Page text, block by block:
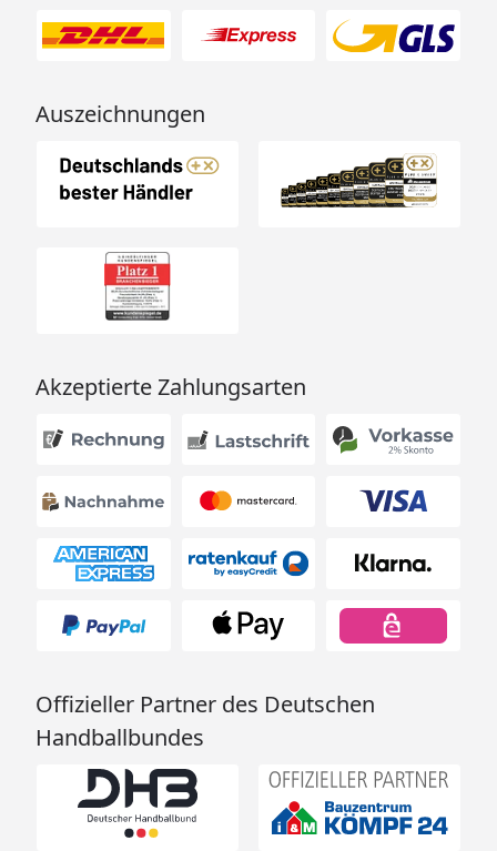
Auszeichnungen
Akzeptierte Zahlungsarten
Offizieller Partner des Deutschen
Handballbundes